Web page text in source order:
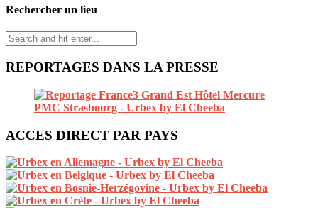
Rechercher un lieu
REPORTAGES DANS LA PRESSE
ACCES DIRECT PAR PAYS